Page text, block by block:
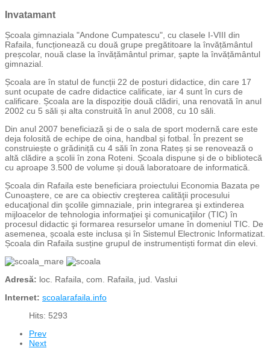
Invatamant
Școala gimnaziala "Andone Cumpatescu", cu clasele I-VIII din
Rafaila, funcționează cu două grupe pregătitoare la învățământul
preșcolar, nouă clase la învățământul primar, șapte la învățământul
gimnazial.
Școala are în statul de funcții 22 de posturi didactice, din care 17
sunt ocupate de cadre didactice calificate, iar 4 sunt în curs de
calificare. Școala are la dispoziție două clădiri, una renovată în anul
2002 cu 5 săli și alta construită în anul 2008, cu 10 săli.
Din anul 2007 beneficiază și de o sala de sport modernă care este
deja folosită de echipe de oina, handbal și fotbal. În prezent se
construiește o grădiniță cu 4 săli în zona Rateș și se renovează o
altă clădire a școlii în zona Roteni. Școala dispune și de o bibliotecă
cu aproape 3.500 de volume și două laboratoare de informatică.
Școala din Rafaila este beneficiara proiectului Economia Bazata pe
Cunoaștere, ce are ca obiectiv creşterea calităţii procesului
educaţional din şcolile gimnaziale, prin integrarea şi extinderea
mijloacelor de tehnologia informaţiei şi comunicaţiilor (TIC) în
procesul didactic şi formarea resurselor umane în domeniul TIC. De
asemenea, școala este inclusa și în Sistemul Electronic Informatizat.
Școala din Rafaila susține grupul de instrumentiști format din elevi.
Adresă: loc. Rafaila, com. Rafaila, jud. Vaslui
Internet: scoalarafaila.info
Hits: 5293
Prev
Next